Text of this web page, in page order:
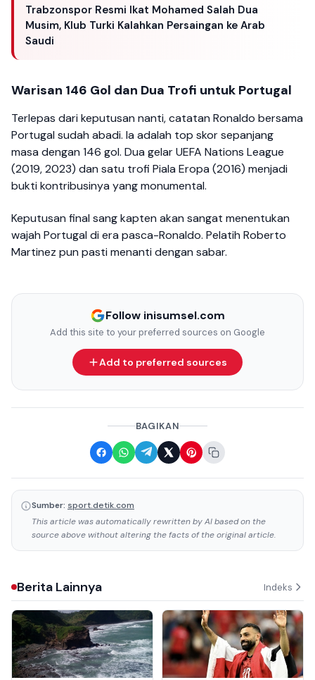
Trabzonspor Resmi Ikat Mohamed Salah Dua
Musim, Klub Turki Kalahkan Persaingan ke Arab
Saudi
Warisan 146 Gol dan Dua Trofi untuk Portugal
Terlepas dari keputusan nanti, catatan Ronaldo bersama
Portugal sudah abadi. Ia adalah top skor sepanjang
masa dengan 146 gol. Dua gelar UEFA Nations League
(2019, 2023) dan satu trofi Piala Eropa (2016) menjadi
bukti kontribusinya yang monumental.
Keputusan final sang kapten akan sangat menentukan
wajah Portugal di era pasca-Ronaldo. Pelatih Roberto
Martinez pun pasti menanti dengan sabar.
Follow inisumsel.com
Add this site to your preferred sources on Google
Add to preferred sources
BAGIKAN
Sumber: sport.detik.com
This article was automatically rewritten by AI based on the
source above without altering the facts of the original article.
Berita Lainnya Indeks